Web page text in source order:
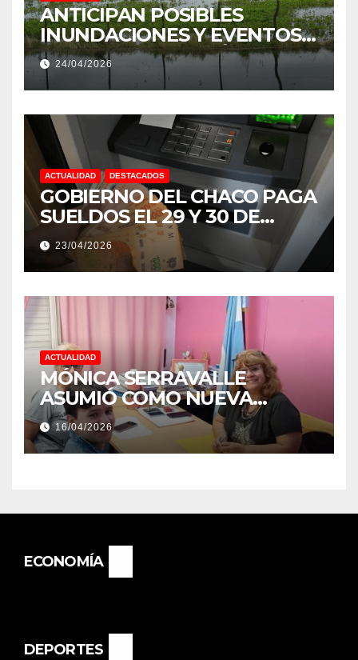
ANTICIPAN POSIBLES
INUNDACIONES Y EVENTOS
EXTREMOS: “PODRÍA SER UN
NIÑO MUY IMPORTANTE”
24/04/2026
ACTUALIDAD DESTACADOS
GOBIERNO DEL CHACO PAGA
SUELDOS EL 29 Y 30 DE
ABRIL, CON EL 2% DE
AUMENTO
23/04/2026
ACTUALIDAD
MÓNICA SERRAVALLE
ASUMIÓ COMO NUEVA
DIRECTORA DEL E.E.S. N° 82
«RENÉ FAVALORO» DE
BASAIL.
16/04/2026
ECONOMÍA
DEPORTES